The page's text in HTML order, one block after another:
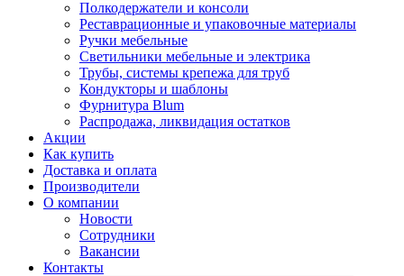
Полкодержатели и консоли
Реставрационные и упаковочные материалы
Ручки мебельные
Светильники мебельные и электрика
Трубы, системы крепежа для труб
Кондукторы и шаблоны
Фурнитура Blum
Распродажа, ликвидация остатков
Акции
Как купить
Доставка и оплата
Производители
О компании
Новости
Сотрудники
Вакансии
Контакты